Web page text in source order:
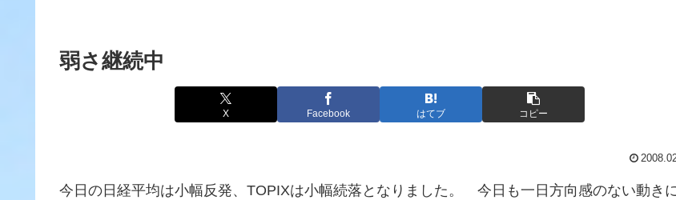
弱さ継続中
X Facebook はてブ コピー
今日の日経平均は小幅反発、TOPIXは小幅続落となりました。 今日も一日方向感のない動き